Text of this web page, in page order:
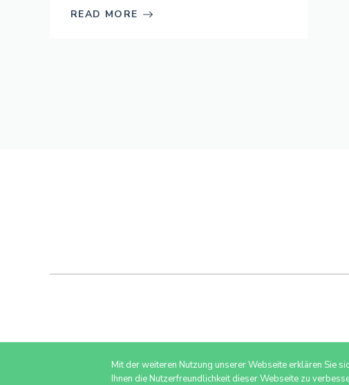
READ MORE
Mit der weiteren Nutzung unserer Webseite erklären Sie
Ihnen die Nutzerfreundlichkeit dieser Webseite zu